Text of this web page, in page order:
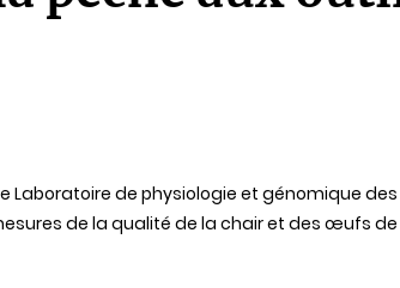
de physiologie et génomique des
de la qualité de la chair et des œufs de